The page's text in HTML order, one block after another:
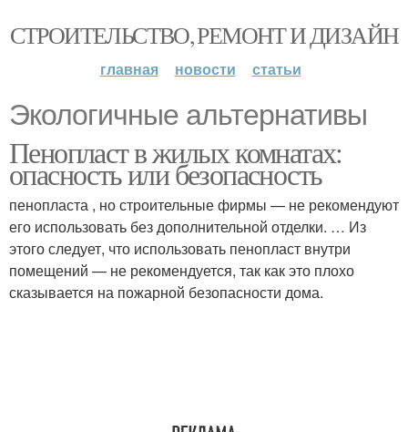
СТРОИТЕЛЬСТВО, РЕМОНТ И ДИЗАЙН
главная новости статьи
Экологичные альтернативы
Пенопласт в жилых комнатах:
опасность или безопасность
пенопласта , но строительные фирмы — не рекомендуют
его использовать без дополнительной отделки. … Из
этого следует, что использовать пенопласт внутри
помещений — не рекомендуется, так как это плохо
сказывается на пожарной безопасности дома.